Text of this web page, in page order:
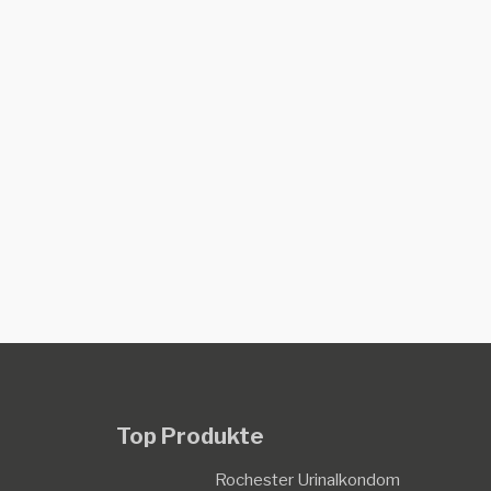
Top Produkte
Rochester Urinalkondom